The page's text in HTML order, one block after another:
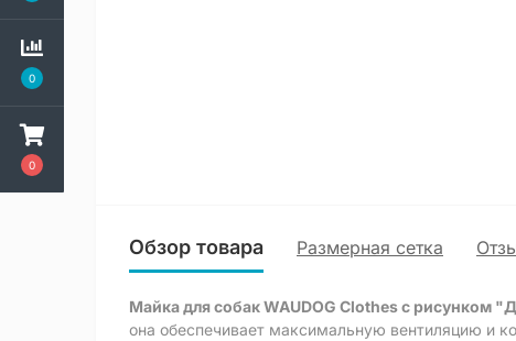
0
0
Обзор товара Размерная сетка
Майка для собак WAUDOG Clothes с рисунком
она обеспечивает максимальную вентиляцию и